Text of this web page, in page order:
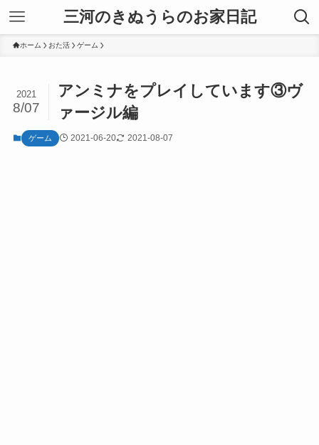
三河のきぬうらのお家日記
ホーム おた活 ゲーム
アンミナをプレイしています③ヴ
ァージル編
2021
8/07
ゲーム 2021-06-20 2021-08-07